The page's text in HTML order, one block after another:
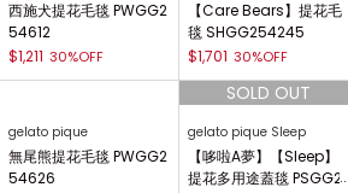
gelato pique
【AIRY MOCO】TWIN C
708
$1,890 30%OFF
gelato pique Sleep
【Sleep】AIRY MOCO
三款式圖案提花多用途毯
PSGG254842
$2,653 30%OFF